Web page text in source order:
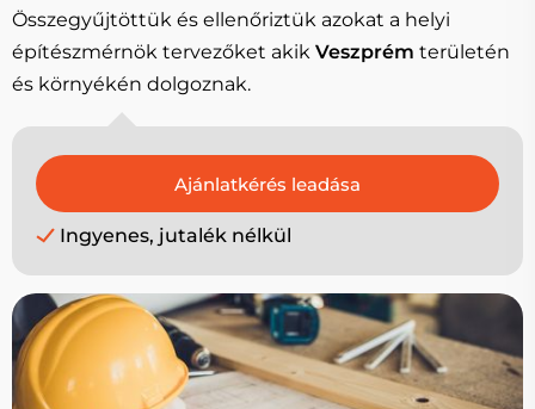
Összegyűjtöttük és ellenőriztük azokat a helyi
építészmérnök tervezőket akik Veszprém területén
és környékén dolgoznak.
Ingyenes, jutalék nélkül